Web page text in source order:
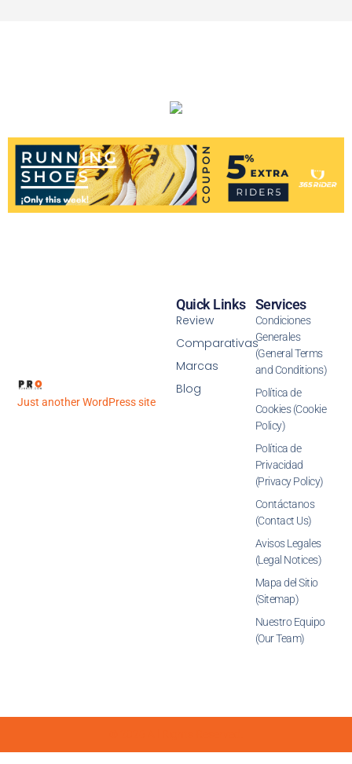
Just another WordPress site
Services
Condiciones
Generales
(General Terms
and Conditions)
Política de
Cookies (Cookie
Policy)
Política de
Privacidad
(Privacy Policy)
Contáctanos
(Contact Us)
Avisos Legales
(Legal Notices)
Mapa del Sitio
(Sitemap)
Nuestro Equipo
(Our Team)
Quick Links
Review
Comparativas
Marcas
Blog